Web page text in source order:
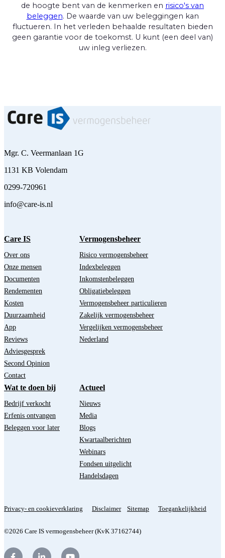
de hoogte bent van de kenmerken en risico's van
beleggen. De waarde van uw beleggingen kan
fluctueren. In het verleden behaalde resultaten bieden
geen garantie voor de toekomst. U kunt (een deel van)
uw inleg verliezen.
Mgr. C. Veermanlaan 1G
1131 KB Volendam
0299-720961
info@care-is.nl
Care IS
Over ons
Onze mensen
Documenten
Rendementen
Kosten
Duurzaamheid
App
Reviews
Adviesgesprek
Second Opinion
Contact
Vermogensbeheer
Risico vermogensbeheer
Indexbeleggen
Inkomstenbeleggen
Obligatiebeleggen
Vermogensbeheer particulieren
Zakelijk vermogensbeheer
Vergelijken vermogensbeheer
Nederland
Wat te doen bij
Bedrijf verkocht
Erfenis ontvangen
Beleggen voor later
Actueel
Nieuws
Media
Blogs
Kwartaalberichten
Webinars
Fondsen uitgelicht
Handelsdagen
Privacy- en cookieverklaring Disclaimer Sitemap Toegankelijkheid
©2026 Care IS vermogensbeheer (KvK 37162744)